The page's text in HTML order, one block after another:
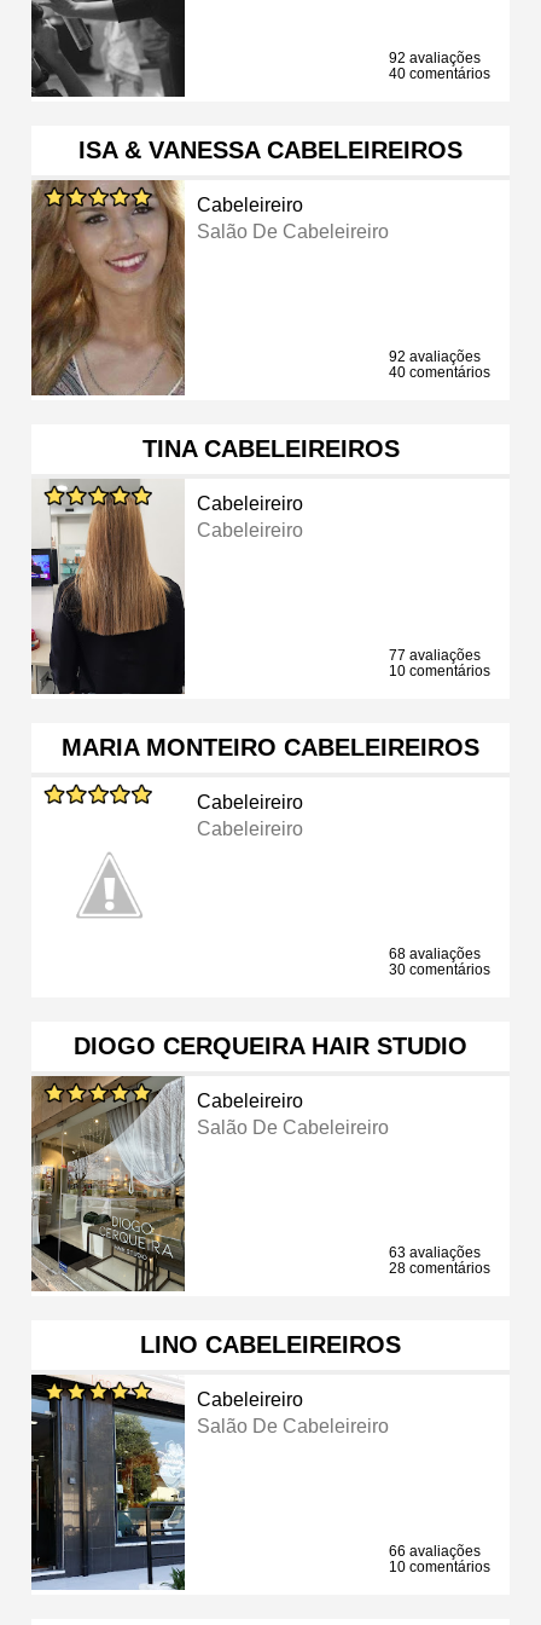
92 avaliações
40 comentários
ISA & VANESSA CABELEIREIROS
Cabeleireiro
Salão De Cabeleireiro
92 avaliações
40 comentários
TINA CABELEIREIROS
Cabeleireiro
Cabeleireiro
77 avaliações
10 comentários
MARIA MONTEIRO CABELEIREIROS
Cabeleireiro
Cabeleireiro
68 avaliações
30 comentários
DIOGO CERQUEIRA HAIR STUDIO
Cabeleireiro
Salão De Cabeleireiro
63 avaliações
28 comentários
LINO CABELEIREIROS
Cabeleireiro
Salão De Cabeleireiro
66 avaliações
10 comentários